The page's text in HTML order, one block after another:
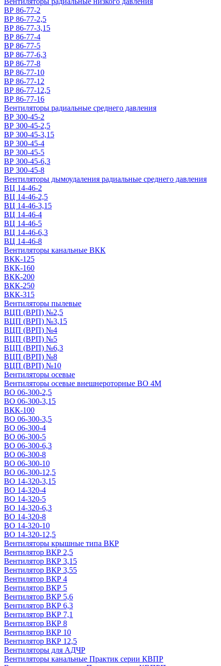
ВР 86-77-2
ВР 86-77-2,5
ВР 86-77-3,15
ВР 86-77-4
ВР 86-77-5
ВР 86-77-6,3
ВР 86-77-8
ВР 86-77-10
ВР 86-77-12
ВР 86-77-12,5
ВР 86-77-16
Вентиляторы радиальные среднего давления
ВР 300-45-2
ВР 300-45-2,5
ВР 300-45-3,15
ВР 300-45-4
ВР 300-45-5
ВР 300-45-6,3
ВР 300-45-8
Вентиляторы дымоудаления радиальные среднего давления
ВЦ 14-46-2
ВЦ 14-46-2,5
ВЦ 14-46-3,15
ВЦ 14-46-4
ВЦ 14-46-5
ВЦ 14-46-6,3
ВЦ 14-46-8
Вентиляторы канальные ВКК
ВКК-125
ВКК-160
ВКК-200
ВКК-250
ВКК-315
Вентиляторы пылевые
ВЦП (ВРП) №2,5
ВЦП (ВРП) №3,15
ВЦП (ВРП) №4
ВЦП (ВРП) №5
ВЦП (ВРП) №6,3
ВЦП (ВРП) №8
ВЦП (ВРП) №10
Вентиляторы осевые
Вентиляторы осевые внешнероторные ВО 4М
ВО 06-300-2,5
ВО 06-300-3,15
ВКК-100
ВО 06-300-3,5
ВО 06-300-4
ВО 06-300-5
ВО 06-300-6,3
ВО 06-300-8
ВО 06-300-10
ВО 06-300-12,5
ВО 14-320-3,15
ВО 14-320-4
ВО 14-320-5
ВО 14-320-6,3
ВО 14-320-8
ВО 14-320-10
ВО 14-320-12,5
Вентиляторы крышные типа ВКР
Вентилятор ВКР 2,5
Вентилятор ВКР 3,15
Вентилятор ВКР 3,55
Вентилятор ВКР 4
Вентилятор ВКР 5
Вентилятор ВКР 5,6
Вентилятор ВКР 6,3
Вентилятор ВКР 7,1
Вентилятор ВКР 8
Вентилятор ВКР 10
Вентилятор ВКР 12,5
Вентиляторы для АДЧР
Вентиляторы канальные Практик серии КВПР